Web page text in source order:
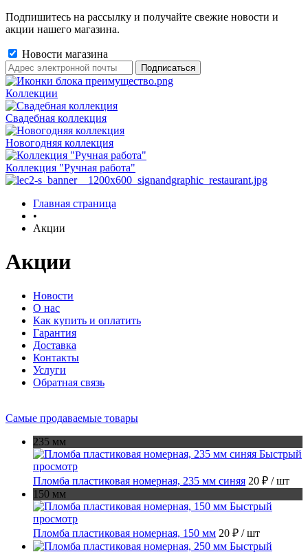
Подпишитесь на рассылку и получайте свежие новости и
акции нашего магазина.
Новости магазина
Коллекции
Свадебная коллекция
Новогодняя коллекция
Коллекция "Ручная работа"
Главная страница
•
Акции
Акции
Новости
О нас
Как купить и оплатить
Гарантия
Доставка
Контакты
Услуги
Обратная связь
Самые продаваемые товары
235 мм
Быстрый
просмотр
Пломба пластиковая номерная, 235 мм синяя 20 ₽ / шт
150 мм
Быстрый
просмотр
Пломба пластиковая номерная, 150 мм 20 ₽ / шт
Быстрый